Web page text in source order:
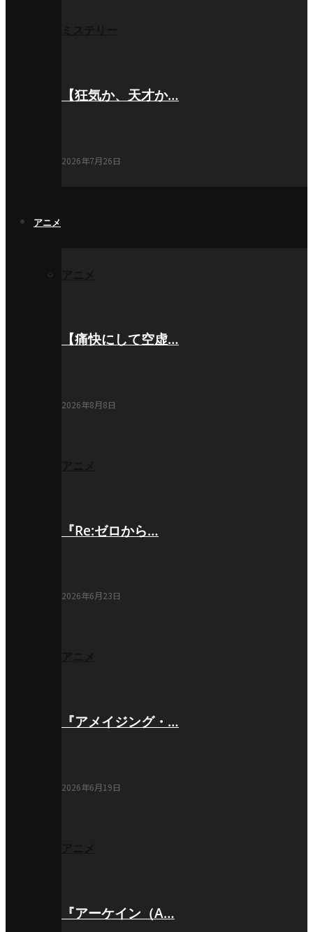
【狂気か、天才か…
2026年7月26日
アニメ
【痛快にして空虚…
2026年8月8日
『Re:ゼロから…
2026年6月23日
『アメイジング・…
2026年6月19日
『アーケイン（A…